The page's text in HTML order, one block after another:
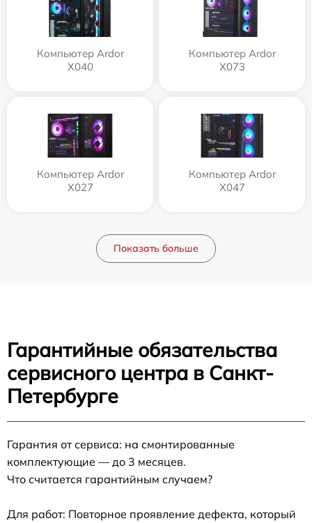
Компьютер Ardor
X040
Компьютер Ardor
X073
Компьютер Ardor
X027
Компьютер Ardor
X047
Показать больше
Гарантийные обязательства
сервисного центра в Санкт-
Петербурге
Гарантия от сервиса: на смонтированные
комплектующие — до 3 месяцев.
Что считается гарантийным случаем?
Для работ: Повторное проявление дефекта, который